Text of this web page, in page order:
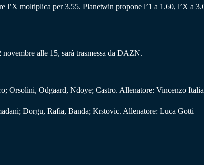
moltiplica per 3.55. Planetwin propone l’1 a 1.60, l’X a
alle 15, sarà trasmessa da DAZN.
Orsolini, Odgaard, Ndoye; Castro. Allenatore: Vincenzo
Dorgu, Rafia, Banda; Krstovic. Allenatore: Luca Gotti